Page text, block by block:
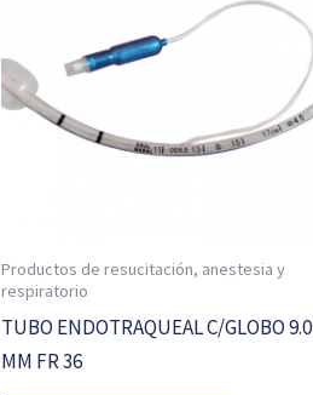
Productos de resucitación, anestesia y
respiratorio
TUBO ENDOTRAQUEAL C/GLOBO 9.0
MM FR 36